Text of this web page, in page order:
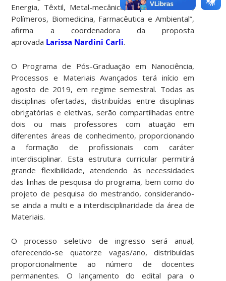
Energia, Têxtil, Metal-mecânica, Papel e Celulose,
Polímeros, Biomedicina, Farmacêutica e Ambiental”,
afirma a coordenadora da proposta
aprovada Larissa Nardini Carli.
O Programa de Pós-Graduação em Nanociência,
Processos e Materiais Avançados terá início em
agosto de 2019, em regime semestral. Todas as
disciplinas ofertadas, distribuídas entre disciplinas
obrigatórias e eletivas, serão compartilhadas entre
dois ou mais professores com atuação em
diferentes áreas de conhecimento, proporcionando
a formação de profissionais com caráter
interdisciplinar. Esta estrutura curricular permitirá
grande flexibilidade, atendendo às necessidades
das linhas de pesquisa do programa, bem como do
projeto de pesquisa do mestrando, considerando-
se ainda a multi e a interdisciplinaridade da área de
Materiais.
O processo seletivo de ingresso será anual,
oferecendo-se quatorze vagas/ano, distribuídas
proporcionalmente ao número de docentes
permanentes. O lançamento do edital para o